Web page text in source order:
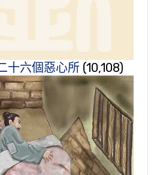
十六個惡心所 (10,108)